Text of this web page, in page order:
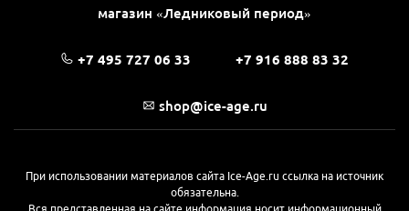
магазин «Ледниковый период»
+7 495 727 06 33 +7 916 888 83 32
shop@ice-age.ru
При использовании материалов сайта Ice-Age.ru ссылка на источник
обязательна.